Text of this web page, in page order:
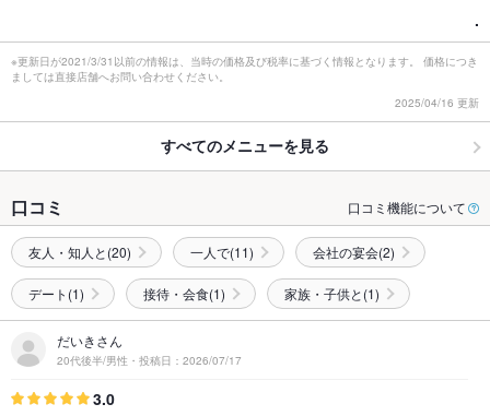
.
※更新日が2021/3/31以前の情報は、当時の価格及び税率に基づく情報となります。 価格につき
ましては直接店舗へお問い合わせください。
2025/04/16 更新
すべてのメニューを見る
口コミ 口コミ機能について
友人・知人と(20) 一人で(11) 会社の宴会(2)
デート(1) 接待・会食(1) 家族・子供と(1)
だいきさん
20代後半/男性・投稿日：2026/07/17
3.0